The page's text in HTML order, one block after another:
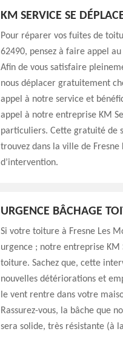
KM SERVICE SE
Pour réparer vos fuites de
62490, pensez à faire appel
Afin de vous satisfaire
nous déplacer gratuitement
appel à notre service et
appel à notre entreprise KM
particuliers. Cette gratuité de
trouvez dans la ville de
d’intervention.
URGENCE BÂCHAGE
Si votre toiture à Fresne Les
urgence ; notre entreprise
toiture. Sachez que, cette
nouvelles détériorations et
le vent rentre dans votre
Rassurez-vous, la bâche que
sera solide, très résistante (à